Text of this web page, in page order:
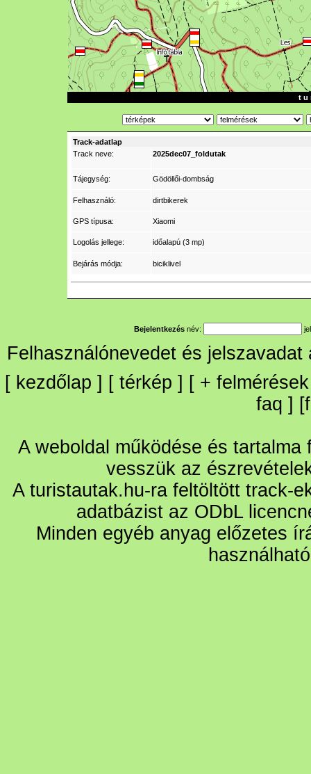
t u
Track-adatlap
Track neve:
2025dec07_foldutak
Tájegység: Gödöllői-dombság
Felhasználó: dirtbikerek
GPS típusa: Xiaomi
Logolás jellege: időalapú (3 mp)
Bejárás módja: biciklivel
Bejelentkezés név:
Felhasználónevedet és
[ kezdőlap ] [ térkép ] [ + felmérések
faq ] [
A weboldal működése és
vesszük az
A turistautak.hu-ra feltöltött track-
adatbázist az ODbL
Minden egyéb anyag előzetes